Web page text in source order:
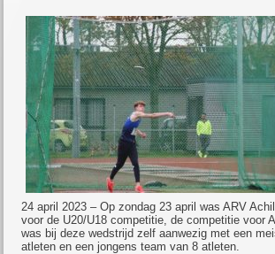
24 april 2023 – Op zondag 23 april was ARV
voor de U20/U18 competitie, de competitie voor
was bij deze wedstrijd zelf aanwezig met een
atleten en een jongens team van 8 atleten.